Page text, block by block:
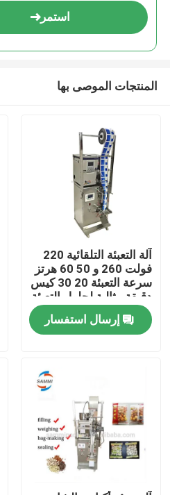
المنزل
عنّا
جولة في المصنع
استمر
المنتجات الموصى بها
آلة التعبئة التلقائية 220
فولت 260 و 50 60 هرتز
سرعة التعبئة 20 30 كيس
دقيقة مثالية لحلول التعبئة
إرسال استفسار